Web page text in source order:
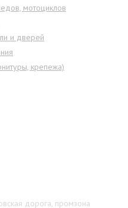
мотоциклов
и дверей
крепежа)
дорога, промзона